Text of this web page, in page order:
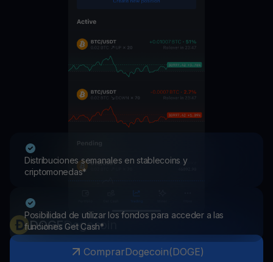
Distribuciones semanales en stablecoins y
criptomonedas*
Posibilidad de utilizar los fondos para acceder a las
funciones Get Cash*
DOGEDogecoin
ComprarDogecoin(DOGE)